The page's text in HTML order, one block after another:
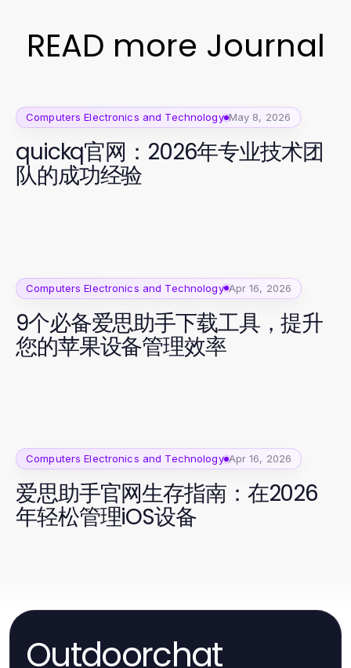
READ more Journal
Computers Electronics and Technology May 8, 2026
quickq官网：2026年专业技术团
队的成功经验
Computers Electronics and Technology Apr 16, 2026
9个必备爱思助手下载工具，提升
您的苹果设备管理效率
Computers Electronics and Technology Apr 16, 2026
爱思助手官网生存指南：在2026
年轻松管理iOS设备
Outdoorchat